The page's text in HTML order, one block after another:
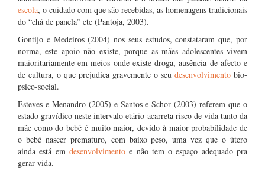
escola, o cuidado com que são recebidas, as homenagens tradicionais
do “chá de panela” etc (Pantoja, 2003).
Gontijo e Medeiros (2004) nos seus estudos, constataram que, por
norma, este apoio não existe, porque as mães adolescentes vivem
maioritariamente em meios onde existe droga, ausência de afecto e
de cultura, o que prejudica gravemente o seu desenvolvimento bio-
psico-social.
Esteves e Menandro (2005) e Santos e Schor (2003) referem que o
estado gravídico neste intervalo etário acarreta risco de vida tanto da
mãe como do bebé é muito maior, devido à maior probabilidade de
o bebé nascer prematuro, com baixo peso, uma vez que o útero
ainda está em desenvolvimentoe não tem o espaço adequado pra
gerar vida.